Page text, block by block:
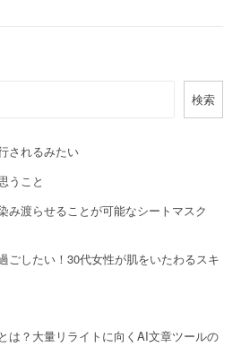
検索
されるみたい
うこと
み渡らせることが可能なシートマスク
ごしたい！30代女性が肌をいたわるスキ
は？大量リライトに向くAI文章ツールの